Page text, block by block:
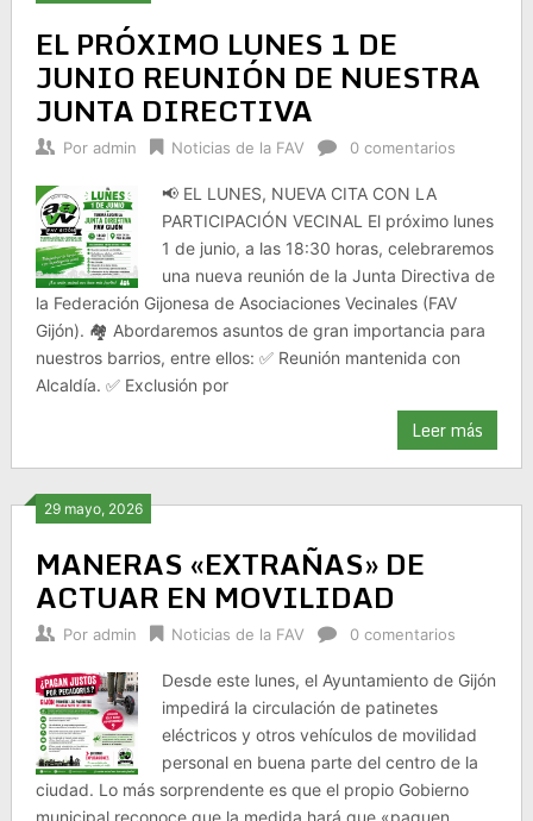
EL PRÓXIMO LUNES 1 DE
JUNIO REUNIÓN DE NUESTRA
JUNTA DIRECTIVA
Por admin Noticias de la FAV 0 comentarios
📢 EL LUNES, NUEVA CITA CON LA
PARTICIPACIÓN VECINAL El próximo lunes
1 de junio, a las 18:30 horas, celebraremos
una nueva reunión de la Junta Directiva de
la Federación Gijonesa de Asociaciones Vecinales (FAV
Gijón). 🏘️ Abordaremos asuntos de gran importancia para
nuestros barrios, entre ellos: ✅ Reunión mantenida con
Alcaldía. ✅ Exclusión por
Leer más
29 mayo, 2026
MANERAS «EXTRAÑAS» DE
ACTUAR EN MOVILIDAD
Por admin Noticias de la FAV 0 comentarios
Desde este lunes, el Ayuntamiento de Gijón
impedirá la circulación de patinetes
eléctricos y otros vehículos de movilidad
personal en buena parte del centro de la
ciudad. Lo más sorprendente es que el propio Gobierno